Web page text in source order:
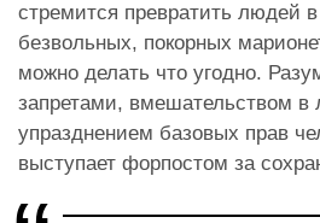
стремится превратить людей в
безвольных, покорных
можно делать что угодно.
запретами, вмешательством в
упразднением базовых прав
выступает форпостом за